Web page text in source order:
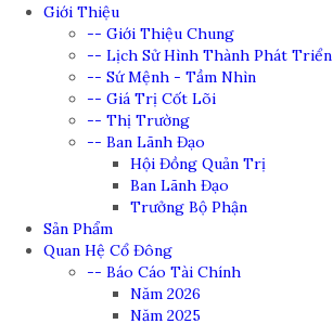
Giới Thiệu
-- Giới Thiệu Chung
-- Lịch Sử Hình Thành Phát Triển
-- Sứ Mệnh - Tầm Nhìn
-- Giá Trị Cốt Lõi
-- Thị Trường
-- Ban Lãnh Đạo
Hội Đồng Quản Trị
Ban Lãnh Đạo
Trưởng Bộ Phận
Sản Phẩm
Quan Hệ Cổ Đông
-- Báo Cáo Tài Chính
Năm 2026
Năm 2025